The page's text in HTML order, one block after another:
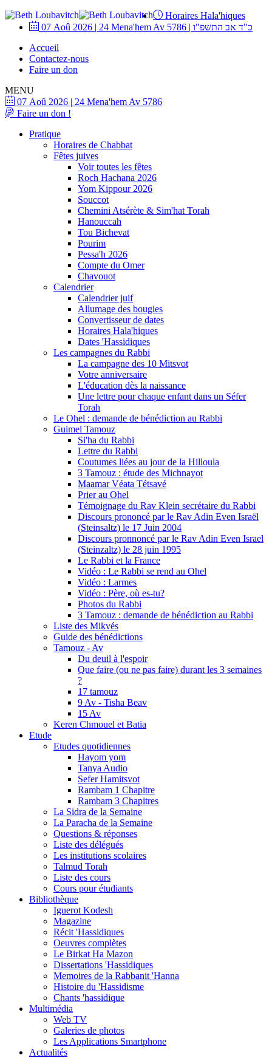
Horaires Hala'hiques
07 Aoû 2026 | 24 Mena'hem Av 5786 | כ"ד אב התשפ"ו
Accueil
Contactez-nous
Faire un don
MENU
07 Aoû 2026 | 24 Mena'hem Av 5786
Faire un don !
Pratique
Horaires de Chabbat
Fêtes juives
Voir toutes les fêtes
Roch Hachana 2026
Yom Kippour 2026
Souccot
Chemini Atsérète & Sim'hat Torah
Hanouccah
Tou Bichevat
Pourim
Pessa'h 2026
Compte du Omer
Chavouot
Calendrier
Calendrier juif
Allumage des bougies
Convertisseur de dates
Horaires Hala'hiques
Dates 'Hassidiques
Les campagnes du Rabbi
La campagne des 10 Mitsvot
Votre anniversaire
L'éducation dès la naissance
Une lettre pour chaque enfant dans un Séfer
Torah
Le Ohel : demande de bénédiction au Rabbi
Guimel Tamouz
Si'ha du Rabbi
Lettre du Rabbi
Coutumes liées au jour de la Hilloula
3 Tamouz : étude des Michnayot
Maamar Véata Tétsavé
Prier au Ohel
Témoignage du Rav Klein secrétaire du Rabbi
Discours prononcé par le Rav Adin Even Israël
(Steinsaltz) le 17 Juin 2004
Discours pronnoncé par le Rav Adin Even Israel
(Steinzaltz) le 28 juin 1995
Le Rabbi et la France
Vidéo : Le Rabbi se rend au Ohel
Vidéo : Larmes
Vidéo : Père, où es-tu?
Photos du Rabbi
3 Tamouz : demande de bénédiction au Rabbi
Liste des Mikvés
Guide des bénédictions
Tamouz - Av
Du deuil à l'espoir
Que faire (ou ne pas faire) durant les 3 semaines
?
17 tamouz
9 Av - Tisha Beav
15 Av
Keren Chmouel et Batia
Etude
Etudes quotidiennes
Hayom yom
Tanya Audio
Sefer Hamitsvot
Rambam 1 Chapitre
Rambam 3 Chapitres
La Sidra de la Semaine
La Paracha de la Semaine
Questions & réponses
Liste des délégués
Les institutions scolaires
Talmud Torah
Liste des cours
Cours pour étudiants
Bibliothèque
Iguerot Kodesh
Magazine
Récit 'Hassidiques
Oeuvres complètes
Le Birkat Ha Mazon
Dissertations 'Hassidiques
Memoires de la Rabbanit 'Hanna
Histoire du 'Hassidisme
Chants 'hassidique
Multimédia
Web TV
Galeries de photos
Les Applications Smartphone
Actualités